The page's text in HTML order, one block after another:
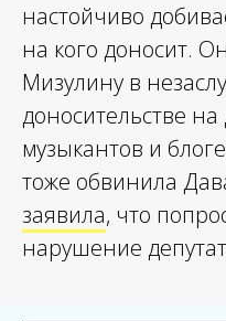
настойчиво
на кого доносит.
Мизулину в
доносительстве на
музыкантов и
тоже обвинила
заявила, что
нарушение